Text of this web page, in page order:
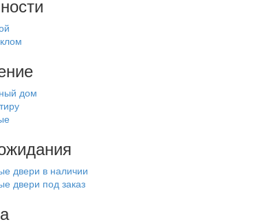
дом
двери в наличии
двери под заказ